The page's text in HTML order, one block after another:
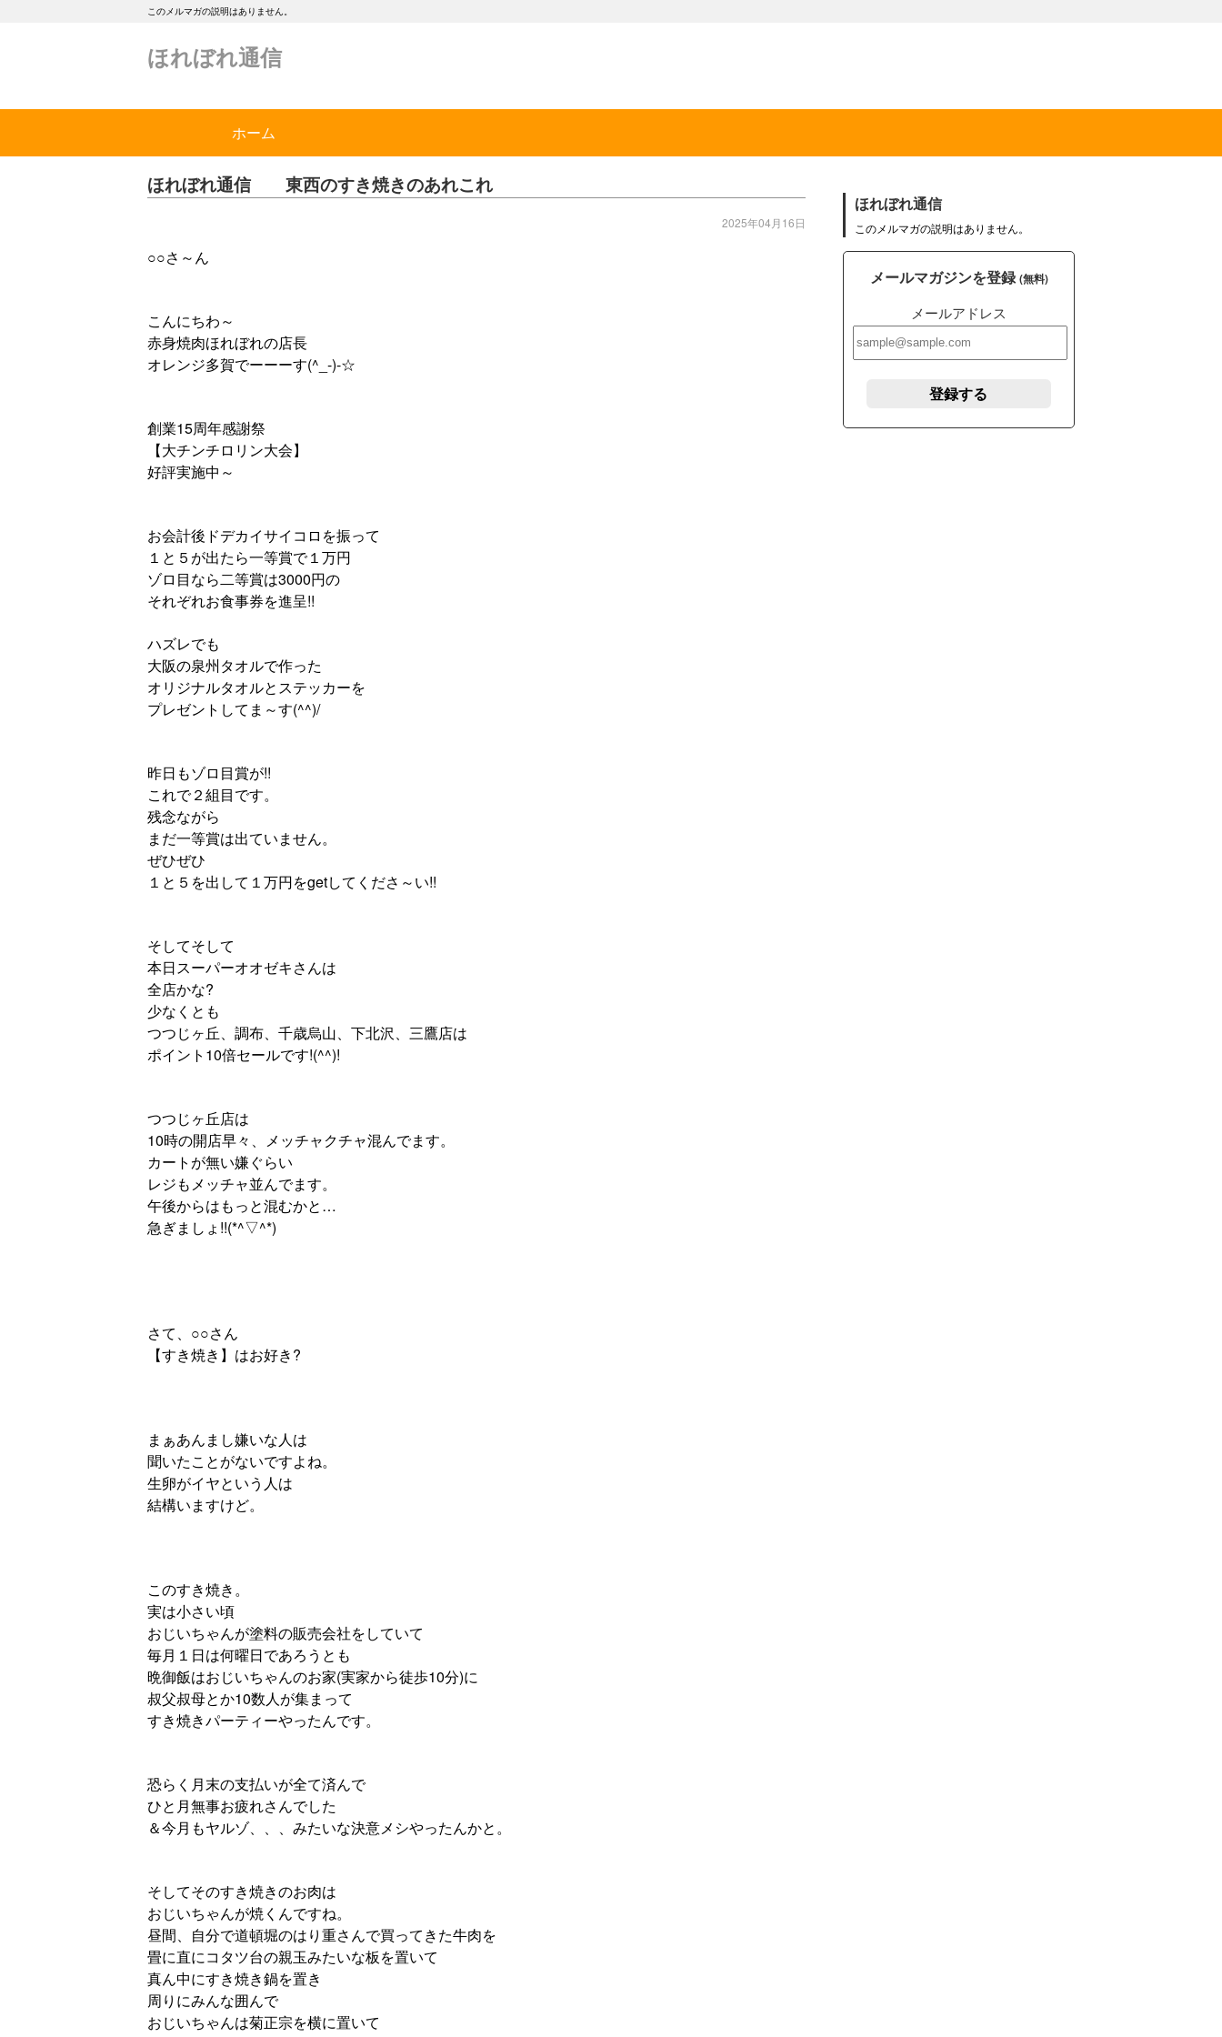
このメルマガの説明はありません。
ほれぼれ通信
ホーム
ほれぼれ通信 東西のすき焼きのあれこれ
2025年04月16日
○○さ～ん
こんにちわ～
赤身焼肉ほれぼれの店長
オレンジ多賀でーーーす(^_-)-☆
創業15周年感謝祭
【大チンチロリン大会】
好評実施中～
お会計後ドデカイサイコロを振って
１と５が出たら一等賞で１万円
ゾロ目なら二等賞は3000円の
それぞれお食事券を進呈!!
ハズレでも
大阪の泉州タオルで作った
オリジナルタオルとステッカーを
プレゼントしてま～す(^^)/
昨日もゾロ目賞が!!
これで２組目です。
残念ながら
まだ一等賞は出ていません。
ぜひぜひ
１と５を出して１万円をgetしてくださ～い!!
そしてそして
本日スーパーオオゼキさんは
全店かな?
少なくとも
つつじヶ丘、調布、千歳烏山、下北沢、三鷹店は
ポイント10倍セールです!(^^)!
つつじヶ丘店は
10時の開店早々、メッチャクチャ混んでます。
カートが無い嫌ぐらい
レジもメッチャ並んでます。
午後からはもっと混むかと…
急ぎましょ!!(*^▽^*)
さて、○○さん
【すき焼き】はお好き?
まぁあんまし嫌いな人は
聞いたことがないですよね。
生卵がイヤという人は
結構いますけど。
このすき焼き。
実は小さい頃
おじいちゃんが塗料の販売会社をしていて
毎月１日は何曜日であろうとも
晩御飯はおじいちゃんのお家(実家から徒歩10分)に
叔父叔母とか10数人が集まって
すき焼きパーティーやったんです。
恐らく月末の支払いが全て済んで
ひと月無事お疲れさんでした
＆今月もヤルゾ、、、みたいな決意メシやったんかと。
そしてそのすき焼きのお肉は
おじいちゃんが焼くんですね。
昼間、自分で道頓堀のはり重さんで買ってきた牛肉を
畳に直にコタツ台の親玉みたいな板を置いて
真ん中にすき焼き鍋を置き
周りにみんな囲んで
おじいちゃんは菊正宗を横に置いて
ほれぼれ通信
このメルマガの説明はありません。
メールマガジンを登録(無料)
メールアドレス
登録する